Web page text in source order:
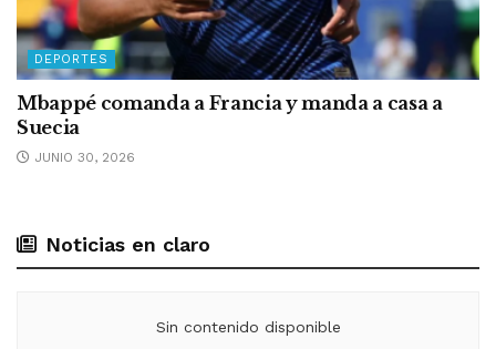
DEPORTES
Mbappé comanda a Francia y manda a casa a
Suecia
JUNIO 30, 2026
Noticias en claro
Sin contenido disponible